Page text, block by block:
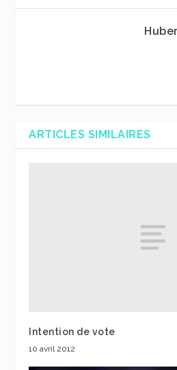
ARTICLES SIMILAIRES
Intention de vote
10 avril 2012